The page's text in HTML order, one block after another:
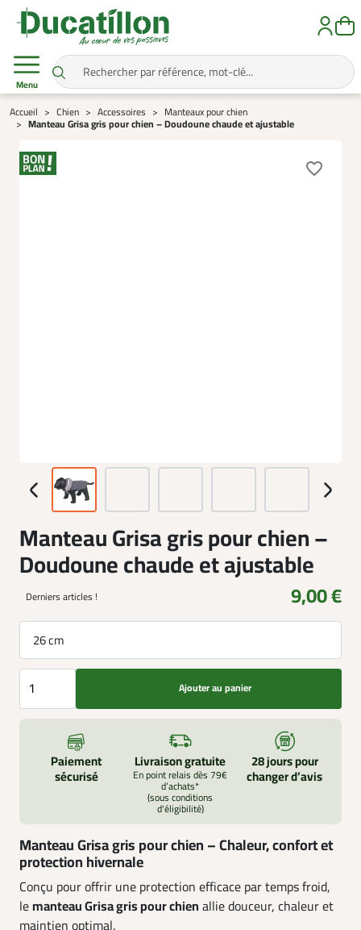
Menu
Accueil Chien Accessoires Manteaux pour chien
Manteau Grisa gris pour chien – Doudoune chaude et ajustable
favorite_border
Manteau Grisa gris pour chien –
Doudoune chaude et ajustable
Derniers articles ! 9,00 €
26 cm
Ajouter au panier
Paiement
sécurisé
Livraison gratuite
En point relais dès 79€
d’achats*
(sous conditions
d'éligibilité)
28 jours pour
changer d’avis
Manteau Grisa gris pour chien – Chaleur, confort et
protection hivernale
Conçu pour offrir une protection efficace par temps froid,
lemanteau Grisa gris pour chien allie douceur, chaleur et
maintien optimal.